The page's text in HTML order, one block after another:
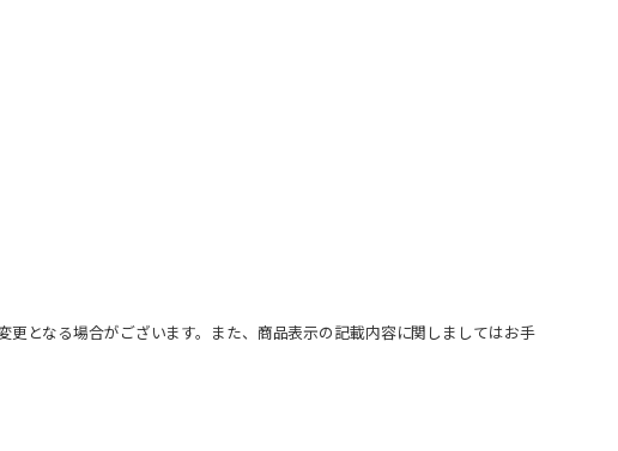
となる場合がございます。また、商品表示の記載内容に関しましてはお手